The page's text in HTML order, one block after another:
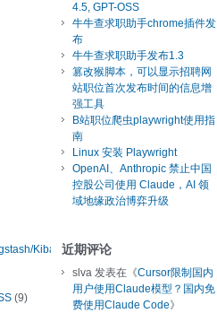
Kibana
(9)
4.5, GPT-OSS
牛牛查求职助手chrome插件发
布
牛牛查求职助手发布1.3
篡改猴脚本，可以显示招聘网
站职位首次发布时间的信息增
强工具
B站职位爬虫playwright使用指
南
Linux 安装 Playwright
OpenAI、Anthropic 禁止中国
控股公司使用 Claude，AI 领
域地缘政治博弈升级
近期评论
slva 发表在《Cursor限制国内
用户使用Claude模型？国内免
费使用Claude Code》